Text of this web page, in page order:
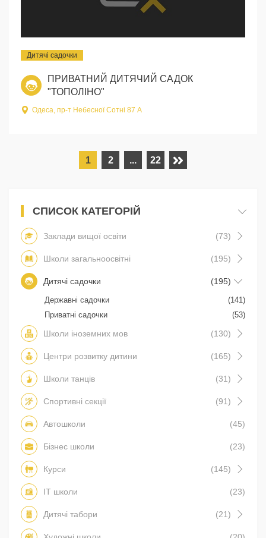
Дитячі садочки
ПРИВАТНИЙ ДИТЯЧИЙ САДОК
"ТОПОЛІНО"
Одеса, пр-т Небесної Сотні 87 А
1 2 ... 22
СПИСОК КАТЕГОРІЙ
Заклади вищої освіти (73)
Школи загальноосвітні (195)
Дитячі садочки (195)
Державні садочки
(141)
Приватні садочки
(53)
Школи іноземних мов (130)
Центри розвитку дитини (165)
Школи танців (31)
Спортивні секції (91)
Автошколи (45)
Бізнес школи (23)
Курси (145)
IT школи (23)
Дитячі табори (21)